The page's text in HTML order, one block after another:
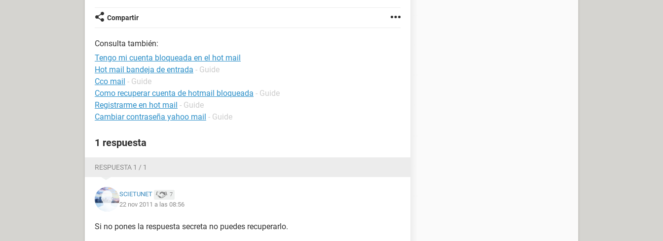
Compartir
Consulta también:
Tengo mi cuenta bloqueada en el hot mail
Hot mail bandeja de entrada - Guide
Cco mail - Guide
Como recuperar cuenta de hotmail bloqueada - Guide
Registrarme en hot mail - Guide
Cambiar contraseña yahoo mail - Guide
1 respuesta
RESPUESTA 1 / 1
SCIETUNET 7
22 nov 2011 a las 08:56
Si no pones la respuesta secreta no puedes recuperarlo.